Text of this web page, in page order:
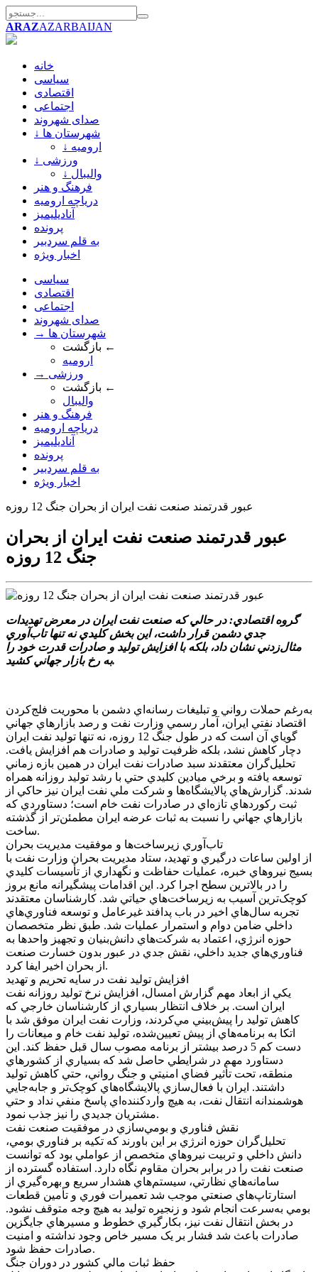
ARAZAZARBAIJAN
خانه
سیاسی
اقتصادی
اجتماعی
صدای شهروند
↓ شهرستان ها
↓ ارومیه
↓ ورزشی
↓ والیبال
فرهنگ و هنر
دریاچه ارومیه
آنادیلیمیز
پرونده
به قلم سردبیر
اخبار ویژه
سیاسی
اقتصادی
اجتماعی
صدای شهروند
→ شهرستان ها
بازگشت ←
ارومیه
→ ورزشی
بازگشت ←
والیبال
فرهنگ و هنر
دریاچه ارومیه
آنادیلیمیز
پرونده
به قلم سردبیر
اخبار ویژه
عبور قدرتمند صنعت نفت ايران از بحران جنگ 12 روزه
عبور قدرتمند صنعت نفت ايران از بحران
جنگ 12 روزه
گروه اقتصادي: در حالي که صنعت نفت ايران در معرض تهديدات
جدي دشمن قرار داشت، اين بخش کليدي نه تنها تاب‌آوري
مثال‌زدني نشان داد، بلکه با افزايش توليد و صادرات قدرت خود را
به رخ بازار جهاني کشيد.
به‌رغم حملات رواني و تبليغات رسانه‌اي دشمن با محوريت فلج‌کردن
اقتصاد نفتي ايران، آمار رسمي وزارت نفت و رصد بازارهاي جهاني
گوياي آن است که در طول جنگ 12 روزه، نه تنها توليد نفت ايران
دچار کاهش نشد، بلکه ظرفيت توليد و صادرات هم افزايش يافت.
تحليل‌گران معتقدند سبد صادرات نفت ايران در همين بازه زماني
توسعه يافته و برخي ميادين کليدي حتي با رشد توليد روزانه همراه
شدند. گزارش‌هاي پالايشگاه‌ها و شرکت ملي نفت ايران نيز حاکي از
ثبت رکوردهاي تازه‌اي در صادرات نفت خام است؛ دستاوردي که
بازارهاي جهاني را نسبت به ثبات عرضه ايران مطمئن‌تر از گذشته
ساخت.
تاب‌آوري زيرساخت‌ها و موفقيت مديريت بحران
از اولين ساعات درگيري و تهديد، ستاد مديريت بحران وزارت نفت با
بسيج نيروهاي خبره، عمليات حفاظت و نگهداري از تأسيسات کليدي
را در بالاترين سطح اجرا کرد. اين اقدامات پيشگيرانه مانع بروز
کوچک‌ترين آسيب به زيرساخت‌هاي حياتي شد. کارشناسان معتقدند
تجربه سال‌هاي اخير در باب پدافند غيرعامل و توسعه فناوري‌هاي
داخلي ضامن دوام و استمرار عمليات شد. طبق نظر متخصصان
حوزه انرژي، اعتماد به شرکت‌هاي دانش‌بنيان و تجهيز واحدها به
فناوري‌هاي جديد داخلي، نقش جدي در عبور بدون خسارت صنعت
از بحران اخير ايفا کرد.
افزايش توليد نفت در سايه تحريم و تهديد
يکي از ابعاد مهم گزارش امسال، افزايش نرخ توليد روزانه نفت
ايران است. بر خلاف انتظار بسياري از کارشناسان خارجي که
کاهش توليد را پيش‌بيني مي‌کردند، وزارت نفت ايران موفق شد با
اتکا به برنامه‌هاي از پيش تعيين‌شده، توليد نفت خام و ميعانات را
دست کم 5 درصد بيشتر از برنامه مصوب سال قبل حفظ کند. اين
دستاورد مهم در شرايطي حاصل شد که بسياري از کشورهاي
منطقه، تحت تأثير فضاي امنيتي و جنگ رواني، حتي کاهش توليد
داشتند. ايران با فعال‌سازي پالايشگاه‌هاي کوچک‌تر و جابه‌جايي
هوشمندانه انتقال نفت، به هيچ واردکننده‌اي پاسخ منفي نداد و حتي
مشتريان جديدي را نيز جذب نمود.
نقش فناوري و بومي‌سازي در موفقيت صنعت نفت
تحليل‌گران حوزه انرژي بر اين باورند که تکيه بر فناوري بومي،
دانش داخلي و تربيت نيروهاي متخصص از عواملي بود که توانست
صنعت نفت را در برابر بحران مقاوم نگاه دارد. استفاده گسترده از
سامانه‌هاي نظارتي، سيستم‌هاي هشدار سريع و بهره‌گيري از
استارتاپ‌هاي صنعتي موجب شد تعميرات فوري و تأمين قطعات
بومي به‌سرعت انجام شود و زنجيره توليد به هيچ وجه متوقف نشود.
در بخش انتقال نفت نيز، بکارگيري خطوط و مسيرهاي جايگزين
صادرات باعث شد فشار بر يک مسير خاص وجود نداشته و امنيت
صادرات حفظ شود.
حفظ ثبات مالي کشور در دوران جنگ